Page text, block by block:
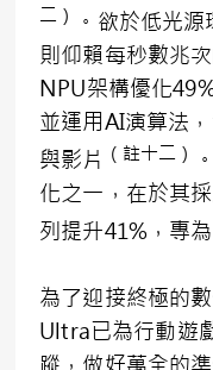
二）
。欲於低光
則仰賴每秒數兆
NPU架構優化
並運用AI演算法
與影片 （註十二）
化之一，在於其
列提升41%，專
為了迎接終極的
Ultra已為行動遊
蹤，做好萬全的